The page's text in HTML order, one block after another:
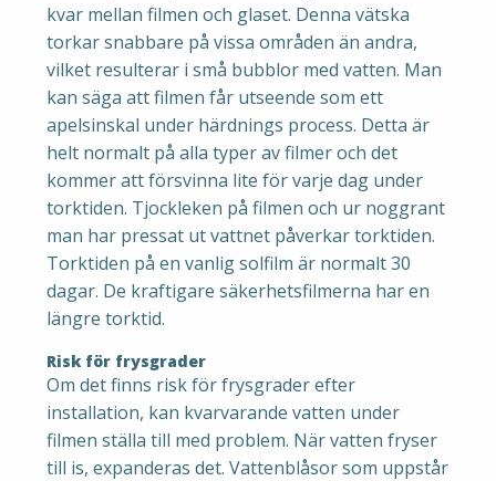
kvar mellan filmen och glaset. Denna vätska
torkar snabbare på vissa områden än andra,
vilket resulterar i små bubblor med vatten. Man
kan säga att filmen får utseende som ett
apelsinskal under härdnings process. Detta är
helt normalt på alla typer av filmer och det
kommer att försvinna lite för varje dag under
torktiden. Tjockleken på filmen och ur noggrant
man har pressat ut vattnet påverkar torktiden.
Torktiden på en vanlig solfilm är normalt 30
dagar. De kraftigare säkerhetsfilmerna har en
längre torktid.
Risk för frysgrader
Om det finns risk för frysgrader efter
installation, kan kvarvarande vatten under
filmen ställa till med problem. När vatten fryser
till is, expanderas det. Vattenblåsor som uppstår